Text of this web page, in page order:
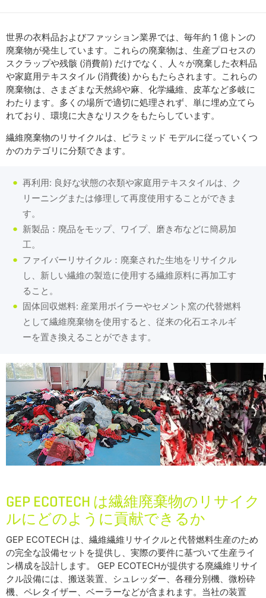
世界の衣料品およびファッション業界では、毎年約 1 億トンの
廃棄物が発生しています。これらの廃棄物は、生産プロセスの
スクラップや残骸 (消費前) だけでなく、人々が廃棄した衣料品
や家庭用テキスタイル (消費後) からもたらされます。これらの
廃棄物は、さまざまな天然綿や麻、化学繊維、皮革など多岐に
わたります。多くの場所で適切に処理されず、単に埋め立てら
れており、環境に大きなリスクをもたらしています。
繊維廃棄物のリサイクルは、ピラミッド モデルに従っていくつ
かのカテゴリに分類できます。
再利用: 良好な状態の衣類や家庭用テキスタイルは、ク
リーニングまたは修理して再度使用することができま
す。
新製品：廃品をモップ、ワイプ、磨き布などに簡易加
工。
ファイバーリサイクル：廃棄された生地をリサイクル
し、新しい繊維の製造に使用する繊維原料に再加工す
ること。
固体回収燃料: 産業用ボイラーやセメント窯の代替燃料
として繊維廃棄物を使用すると、従来の化石エネルギ
ーを置き換えることができます。
GEP ECOTECH は繊維廃棄物のリサイク
ルにどのように貢献できるか
GEP ECOTECH は、繊維繊維リサイクルと代替燃料生産のため
の完全な設備セットを提供し、実際の要件に基づいて生産ライ
ン構成を設計します。 GEP ECOTECHが提供する廃繊維リサイ
クル設備には、搬送装置、シュレッダー、各種分別機、微粉砕
機、ペレタイザー、ベーラーなどが含まれます。当社の装置